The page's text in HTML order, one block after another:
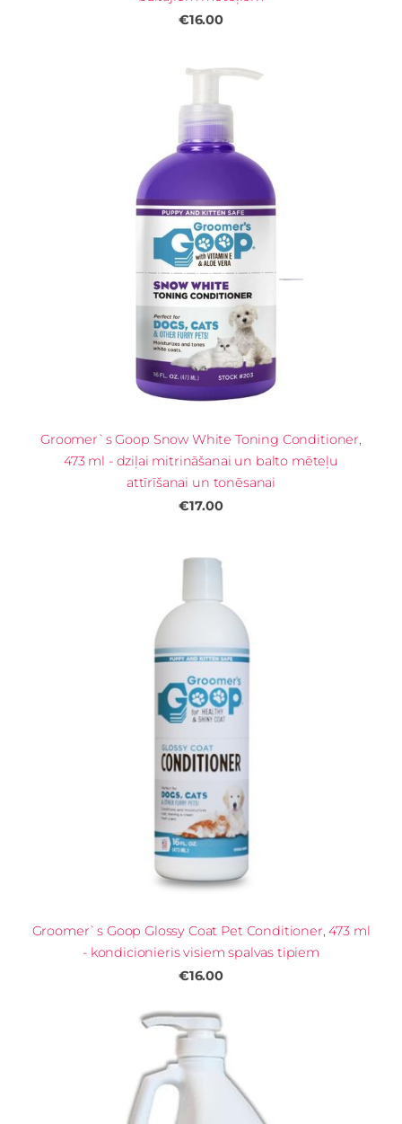
€16.00
Groomer`s Goop Snow White Toning Conditioner,
473 ml - dziļai mitrināšanai un balto mēteļu
attīrīšanai un tonēsanai
€17.00
Groomer`s Goop Glossy Coat Pet Conditioner, 473 ml
- kondicionieris visiem spalvas tipiem
€16.00